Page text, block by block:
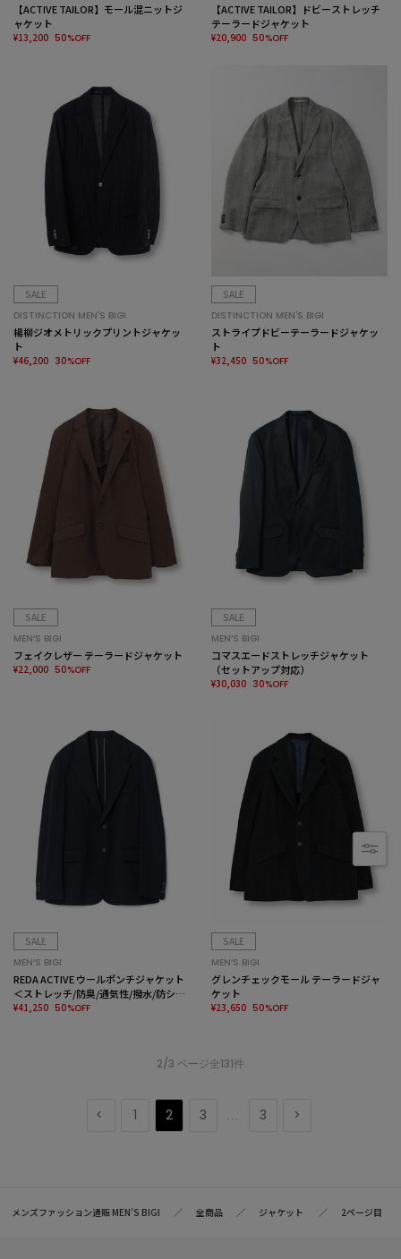
【ACTIVE TAILOR】モール混ニットジ
ャケット
¥13,200 50%OFF
【ACTIVE TAILOR】ドビーストレッチ
テーラードジャケット
¥20,900 50%OFF
SALE
DISTINCTION MEN'S BIGI
楊柳ジオメトリックプリントジャケッ
ト
¥46,200 30%OFF
SALE
DISTINCTION MEN'S BIGI
ストライプドビーテーラードジャケッ
ト
¥32,450 50%OFF
SALE
MEN’S BIGI
フェイクレザー テーラードジャケット
¥22,000 50%OFF
SALE
MEN’S BIGI
コマスエードストレッチジャケット
（セットアップ対応）
¥30,030 30%OFF
SALE
MEN’S BIGI
REDA ACTIVE ウールポンチジャケット
＜ストレッチ/防臭/通気性/撥水/防シワ
＞
¥41,250 50%OFF
SALE
MEN’S BIGI
グレンチェックモール テーラードジャ
ケット
¥23,650 50%OFF
2/3 ページ全131件
1 2 3 ... 3
メンズファッション通販 MEN'S BIGI 全商品 ジャケット 2ページ目